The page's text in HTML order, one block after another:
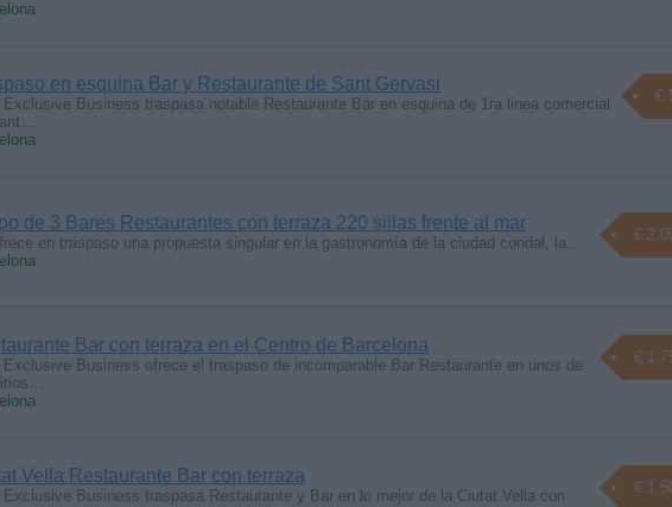
en esquina Bar y Restaurante de Sant Gervasi
€
Exclusive Business traspasa notable Restaurante Bar en esquina de 1ra linea comercial
de 3 Bares Restaurantes con terraza 220 sillas frente al mar
€
en traspaso una propuesta singular en la gastronomía de la ciudad condal, la…
Bar con terraza en el Centro de Barcelona
€
Exclusive Business ofrece el traspaso de incomparable Bar Restaurante en unos de
Vella Restaurante Bar con terraza
€
Exclusive Business traspasa Restaurante y Bar en lo mejor de la Ciutat Vella con